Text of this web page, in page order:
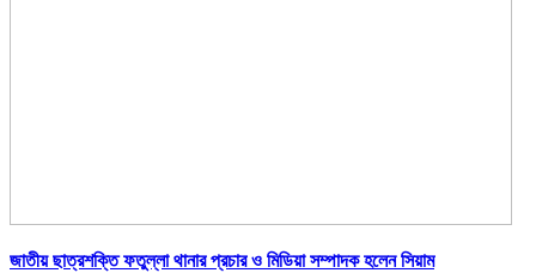
জাতীয় ছাত্রশক্তি ফতুল্লা থানার প্রচার ও মিডিয়া সম্পাদক হলেন সিয়াম